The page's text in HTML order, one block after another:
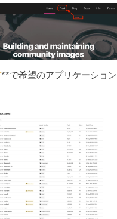
**で希望のアプリケーショ